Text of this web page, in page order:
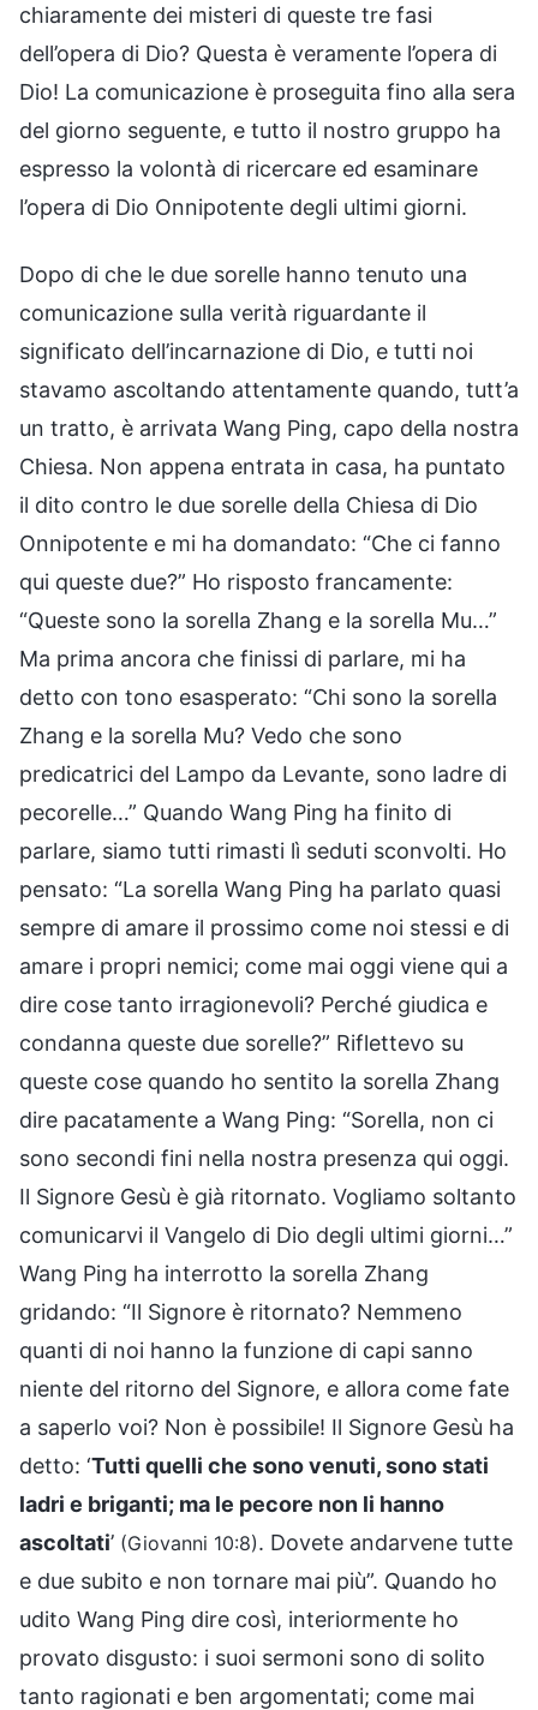
chiaramente dei misteri di queste tre fasi
dell’opera di Dio? Questa è veramente l’opera di
Dio! La comunicazione è proseguita fino alla sera
del giorno seguente, e tutto il nostro gruppo ha
espresso la volontà di ricercare ed esaminare
l’opera di Dio Onnipotente degli ultimi giorni.
Dopo di che le due sorelle hanno tenuto una
comunicazione sulla verità riguardante il
significato dell’incarnazione di Dio, e tutti noi
stavamo ascoltando attentamente quando, tutt’a
un tratto, è arrivata Wang Ping, capo della nostra
Chiesa. Non appena entrata in casa, ha puntato
il dito contro le due sorelle della Chiesa di Dio
Onnipotente e mi ha domandato: “Che ci fanno
qui queste due?” Ho risposto francamente:
“Queste sono la sorella Zhang e la sorella Mu…”
Ma prima ancora che finissi di parlare, mi ha
detto con tono esasperato: “Chi sono la sorella
Zhang e la sorella Mu? Vedo che sono
predicatrici del Lampo da Levante, sono ladre di
pecorelle…” Quando Wang Ping ha finito di
parlare, siamo tutti rimasti lì seduti sconvolti. Ho
pensato: “La sorella Wang Ping ha parlato quasi
sempre di amare il prossimo come noi stessi e di
amare i propri nemici; come mai oggi viene qui a
dire cose tanto irragionevoli? Perché giudica e
condanna queste due sorelle?” Riflettevo su
queste cose quando ho sentito la sorella Zhang
dire pacatamente a Wang Ping: “Sorella, non ci
sono secondi fini nella nostra presenza qui oggi.
Il Signore Gesù è già ritornato. Vogliamo soltanto
comunicarvi il Vangelo di Dio degli ultimi giorni…”
Wang Ping ha interrotto la sorella Zhang
gridando: “Il Signore è ritornato? Nemmeno
quanti di noi hanno la funzione di capi sanno
niente del ritorno del Signore, e allora come fate
a saperlo voi? Non è possibile! Il Signore Gesù ha
detto: ‘Tutti quelli che sono venuti, sono stati
ladri e briganti; ma le pecore non li hanno
ascoltati’ (Giovanni 10:8). Dovete andarvene tutte
e due subito e non tornare mai più”. Quando ho
udito Wang Ping dire così, interiormente ho
provato disgusto: i suoi sermoni sono di solito
tanto ragionati e ben argomentati; come mai